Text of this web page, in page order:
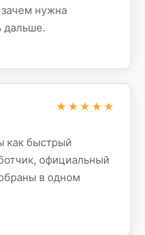
зачем нужна
дальше.
★★★★★
как быстрый
официальный
в одном